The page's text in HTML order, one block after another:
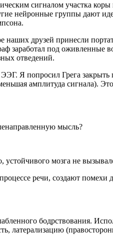
сигналом участка коры
нейронные группы дают
наших друзей принесли
заработал под оживленные
отведений.
Я попросил Грега закрыть
амплитуда сигнала).
мысль?
мозга не
речи, создают помехи
бодрствования.
латерализацию